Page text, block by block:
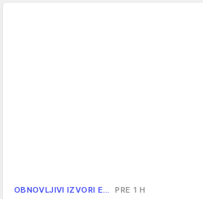
OBNOVLJIVI IZVORI E… PRE 1 H